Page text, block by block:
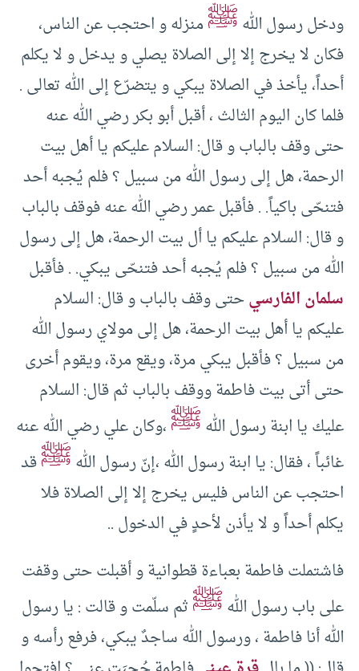
ودخل رسول اللهﷺمنزله و احتجب عن الناس،
فكان لا يخرج إلا إلى الصلاة يصلي و يدخل و لا يكلم
أحداً، يأخذ في الصلاة يبكي و يتضرّع إلى الله تعالى .
فلما كان اليوم الثالث ، أقبل أبو بكر رضي الله عنه
حتى وقف بالباب و قال: السلام عليكم يا أهل بيت
الرحمة، هل إلى رسول الله من سبيل ؟ فلم يُجبه أحد
فتنحّى باكياً. . فأقبل عمر رضي الله عنه فوقف بالباب
و قال: السلام عليكم يا أل بيت الرحمة، هل إلى رسول
الله من سبيل ؟ فلم يُجبه أحد فتنحّى يبكي. . فأقبل
سلمان الفارسيحتى وقف بالباب و قال: السلام
عليكم يا أهل بيت الرحمة، هل إلى مولاي رسول الله
من سبيل ؟ فأقبل يبكي مرة، ويقع مرة، ويقوم أخرى
حتى أتى بيت فاطمة ووقف بالباب ثم قال: السلام
عليك يا ابنة رسول اللهﷺ،وكان علي رضي الله عنه
غائباً ، فقال: يا ابنة رسول الله ،إنّ رسول اللهﷺقد
احتجب عن الناس فليس يخرج إلا إلى الصلاة فلا
يكلم أحداً و لا يأذن لأحدٍ في الدخول ..
فاشتملت فاطمة بعباءة قطوانية و أقبلت حتى وقفت
على باب رسول اللهﷺثم سلّمت و قالت : يا رسول
الله أنا فاطمة ، ورسول الله ساجدٌ يبكي، فرفع رأسه و